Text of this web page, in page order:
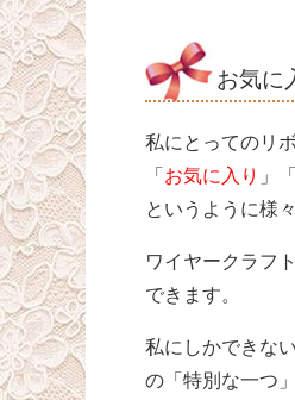
お気に
私にとってのリ
「 お気に入り 」「
というように様々
ワイヤークラフ
できます。
私にしかできな
の「特別な一つ